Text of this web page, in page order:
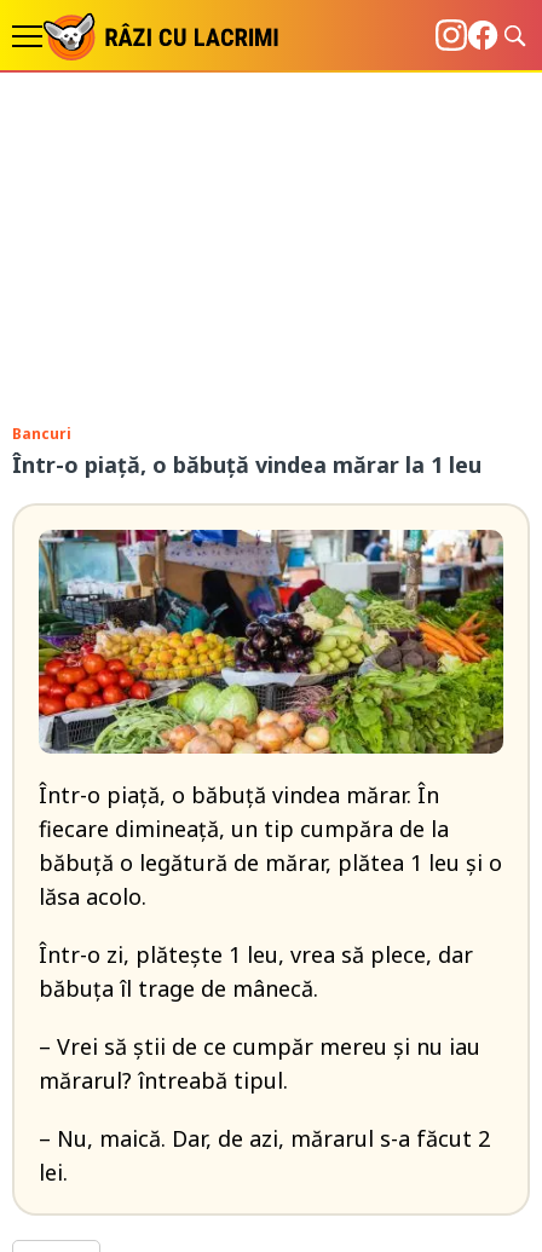
Bancuri
Într-o piață, o băbuță vindea mărar la 1 leu
Într-o piață, o băbuță vindea mărar. În
fiecare dimineață, un tip cumpăra de la
băbuță o legătură de mărar, plătea 1 leu și o
lăsa acolo.
Într-o zi, plătește 1 leu, vrea să plece, dar
băbuța îl trage de mânecă.
– Vrei să știi de ce cumpăr mereu și nu iau
mărarul? întreabă tipul.
– Nu, maică. Dar, de azi, mărarul s-a făcut 2
lei.